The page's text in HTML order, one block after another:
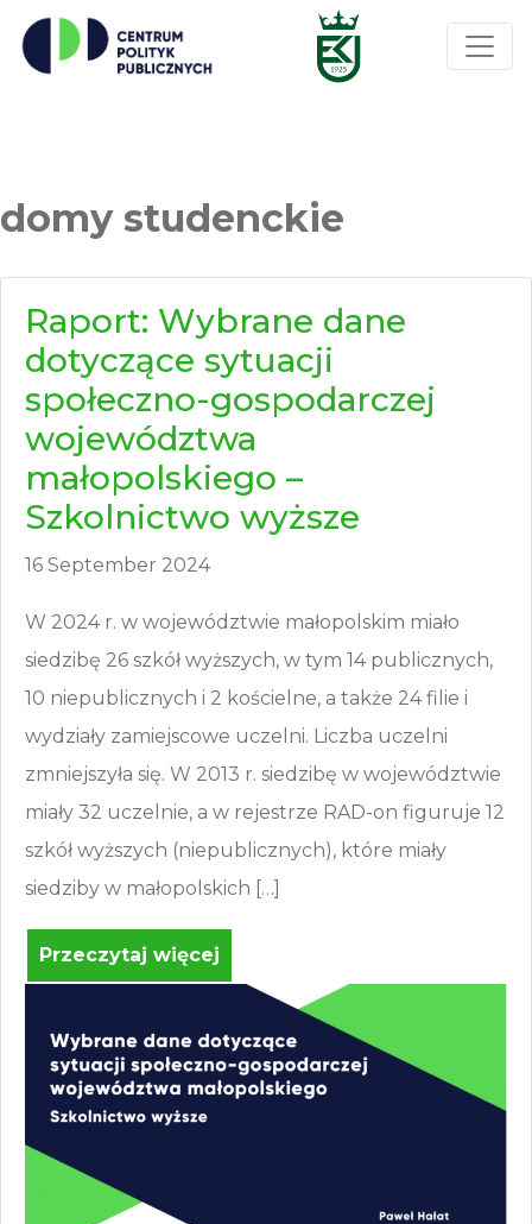
domy studenckie
Raport: Wybrane dane
dotyczące sytuacji
społeczno-gospodarczej
województwa
małopolskiego –
Szkolnictwo wyższe
16 September 2024
W 2024 r. w województwie małopolskim miało
siedzibę 26 szkół wyższych, w tym 14 publicznych,
10 niepublicznych i 2 kościelne, a także 24 filie i
wydziały zamiejscowe uczelni. Liczba uczelni
zmniejszyła się. W 2013 r. siedzibę w województwie
miały 32 uczelnie, a w rejestrze RAD-on figuruje 12
szkół wyższych (niepublicznych), które miały
siedziby w małopolskich […]
Przeczytaj więcej